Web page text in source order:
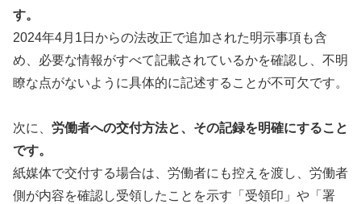
す。
2024年4月1日からの法改正で追加された明示事項も含
め、必要な情報がすべて記載されているかを確認し、不明
瞭な点がないように具体的に記述することが不可欠です。
次に、 労働者への交付方法と、その記録を明確にすること
です。
紙媒体で交付する場合は、労働者にも控えを渡し、労働者
側が内容を確認し受領したことを示す「受領印」や「署